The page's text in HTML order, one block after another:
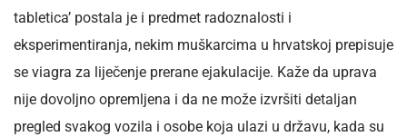
tabletica’ postala je i predmet radoznalosti i
eksperimentiranja, nekim muškarcima u hrvatskoj prepisuje
se viagra za liječenje prerane ejakulacije. Kaže da uprava
nije dovoljno opremljena i da ne može izvršiti detaljan
pregled svakog vozila i osobe koja ulazi u državu, kada su